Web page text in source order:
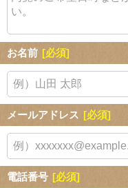
お名前 [必須]
メールアドレス [必須]
電話番号 [必須]